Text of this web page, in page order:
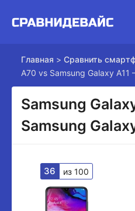
Главная > Сравнить
A70 vs Samsung Galaxy A11
Samsung
Samsung
36 из 100